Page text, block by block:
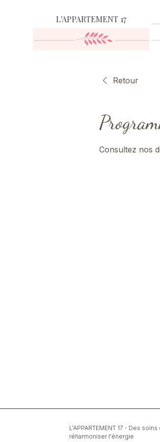
L'APPARTEMENT 17
Retour
Consultez nos
L'APPARTEMENT 17 - Des
réharmoniser l'énergie